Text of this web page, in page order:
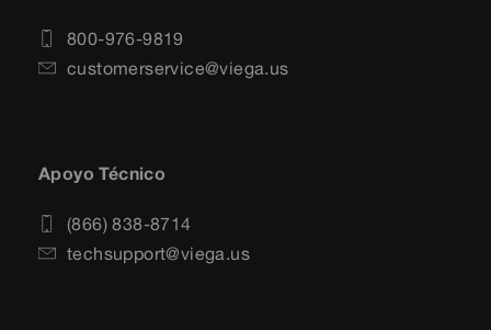
800-976-9819
customerservice@viega.us
Apoyo Técnico
(866) 838-8714
techsupport@viega.us